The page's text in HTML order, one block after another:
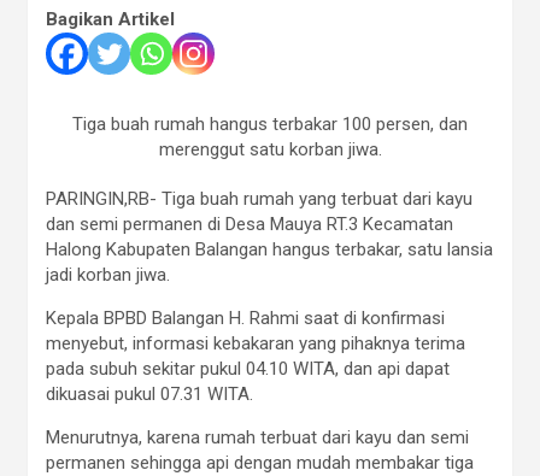
Bagikan Artikel
Tiga buah rumah hangus terbakar 100 persen, dan
merenggut satu korban jiwa.
PARINGIN,RB- Tiga buah rumah yang terbuat dari kayu
dan semi permanen di Desa Mauya RT.3 Kecamatan
Halong Kabupaten Balangan hangus terbakar, satu lansia
jadi korban jiwa.
Kepala BPBD Balangan H. Rahmi saat di konfirmasi
menyebut, informasi kebakaran yang pihaknya terima
pada subuh sekitar pukul 04.10 WITA, dan api dapat
dikuasai pukul 07.31 WITA.
Menurutnya, karena rumah terbuat dari kayu dan semi
permanen sehingga api dengan mudah membakar tiga